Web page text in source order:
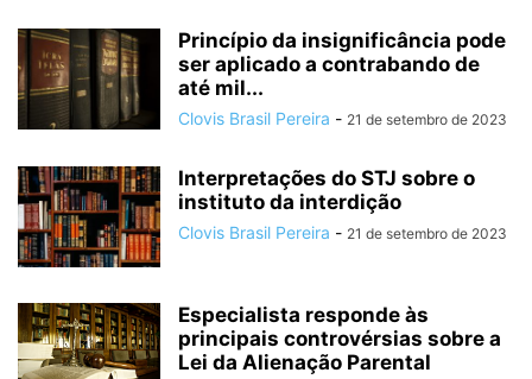
Princípio da insignificância pode
ser aplicado a contrabando de
até mil...
Clovis Brasil Pereira - 21 de setembro de 2023
Interpretações do STJ sobre o
instituto da interdição
Clovis Brasil Pereira - 21 de setembro de 2023
Especialista responde às
principais controvérsias sobre a
Lei da Alienação Parental